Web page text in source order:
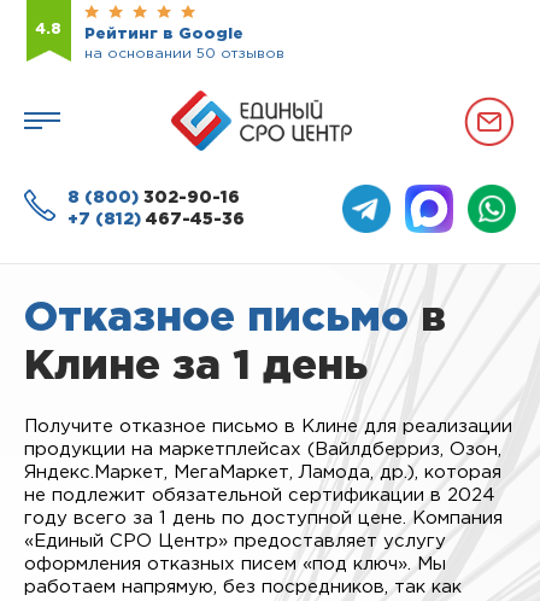
4.8
Рейтинг в Google
на основании 50 отзывов
8 (800) 302-90-16
+7 (812) 467-45-36
Отказное письмо в
Клине за 1 день
Получите отказное письмо в Клине для реализации
продукции на маркетплейсах (Вайлдберриз, Озон,
Яндекс.Маркет, МегаМаркет, Ламода, др.), которая
не подлежит обязательной сертификации в 2024
году всего за 1 день по доступной цене. Компания
«Единый СРО Центр» предоставляет услугу
оформления отказных писем «под ключ». Мы
работаем напрямую, без посредников, так как